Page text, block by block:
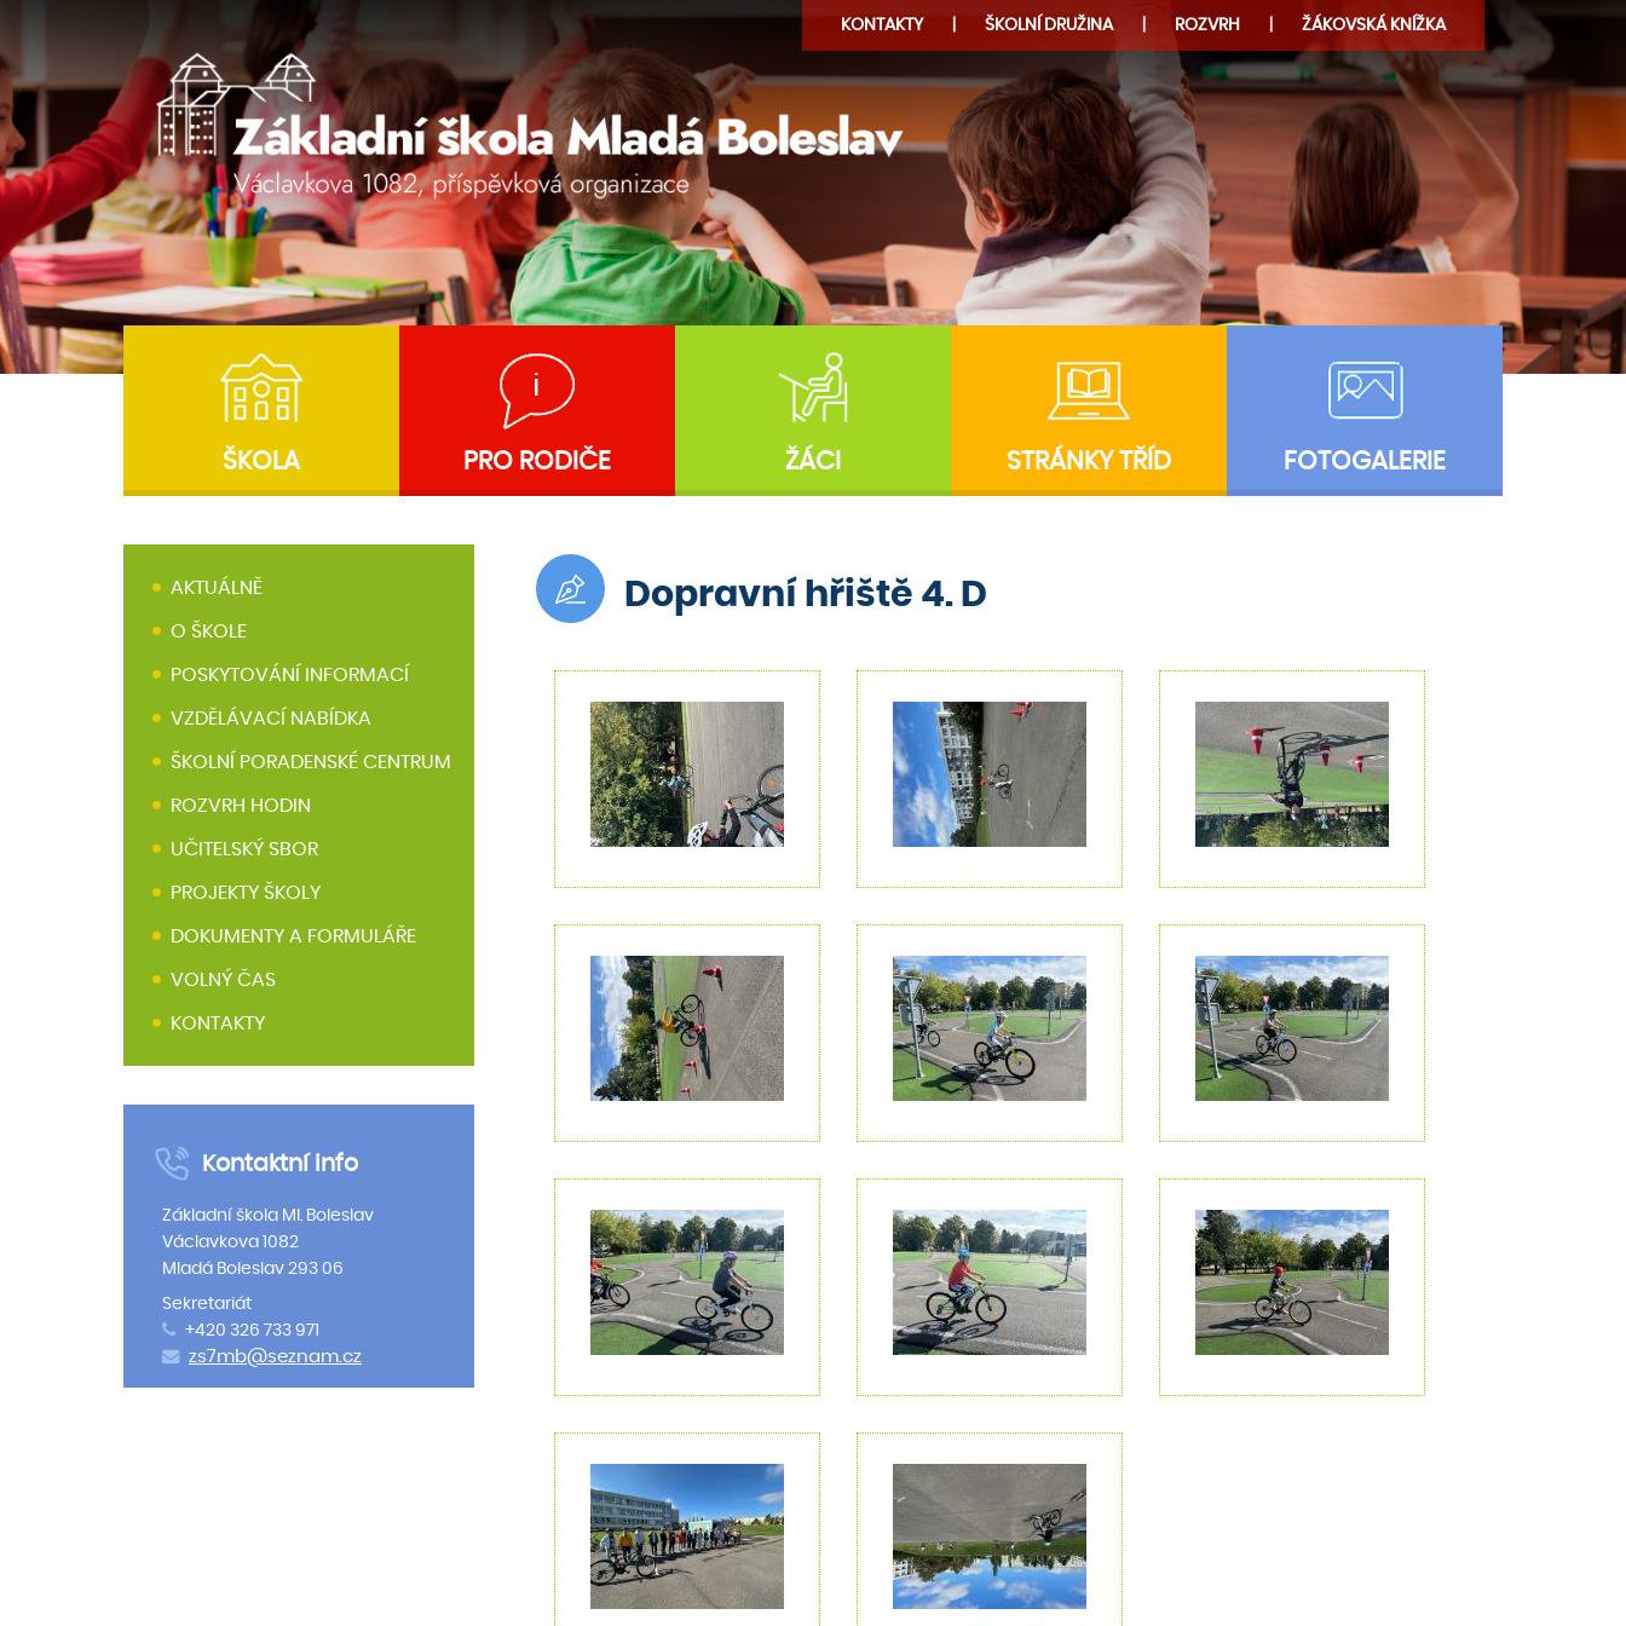
ŽÁKOVSKÁ KNÍŽKA
ROZVRH
ŠKOLNÍ DRUŽINA
KONTAKTY
ŠKOLA PRO RODIČE ŽÁCI STRÁNKY TŘÍD FOTOGALERIE
Dopravní hřiště 4. D
AKTUÁLNĚ
O ŠKOLE
POSKYTOVÁNÍ INFORMACÍ
VZDĚLÁVACÍ NABÍDKA
ŠKOLNÍ PORADENSKÉ CENTRUM
ROZVRH HODIN
UČITELSKÝ SBOR
PROJEKTY ŠKOLY
DOKUMENTY A FORMULÁŘE
VOLNÝ ČAS
KONTAKTY
Kontaktní info
Základní škola Ml. Boleslav
Václavkova 1082
Mladá Boleslav 293 06
Sekretariát
+420 326 733 971
zs7mb@seznam.cz